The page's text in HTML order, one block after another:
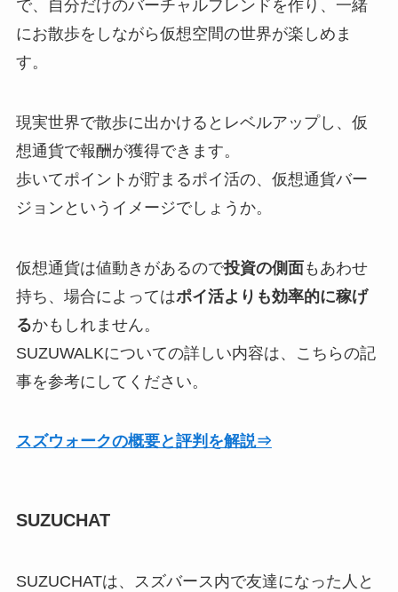
で、自分だけのバーチャルフレンドを作り、一緒
にお散歩をしながら仮想空間の世界が楽しめま
す。
現実世界で散歩に出かけるとレベルアップし、仮
想通貨で報酬が獲得できます。
歩いてポイントが貯まるポイ活の、仮想通貨バー
ジョンというイメージでしょうか。
仮想通貨は値動きがあるので投資の側面もあわせ
持ち、場合によってはポイ活よりも効率的に稼げ
るかもしれません。
SUZUWALKについての詳しい内容は、こちらの記
事を参考にしてください。
スズウォークの概要と評判を解説⇒
SUZUCHAT
SUZUCHATは、スズバース内で友達になった人と